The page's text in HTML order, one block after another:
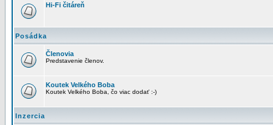
Hi-Fi čitáreň
Posádka
Členovia
Predstavenie členov.
Koutek Velkého Boba
Koutek Velkého Boba, čo viac dodať :-)
Inzercia